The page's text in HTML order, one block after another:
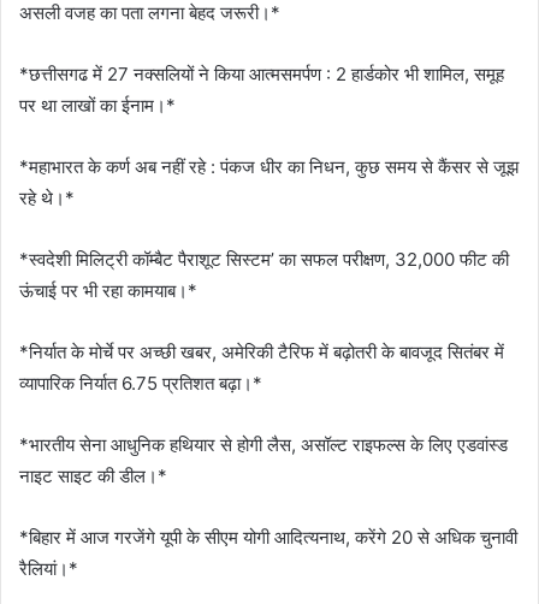
असली वजह का पता लगना बेहद जरूरी।*
*छत्तीसगढ में 27 नक्सलियों ने किया आत्मसमर्पण : 2 हार्डकोर भी शामिल, समूह
पर था लाखों का ईनाम।*
*महाभारत के कर्ण अब नहीं रहे : पंकज धीर का निधन, कुछ समय से कैंसर से जूझ
रहे थे।*
*स्वदेशी मिलिट्री कॉम्बैट पैराशूट सिस्टम’ का सफल परीक्षण, 32,000 फीट की
ऊंचाई पर भी रहा कामयाब।*
*निर्यात के मोर्चे पर अच्छी खबर, अमेरिकी टैरिफ में बढ़ोतरी के बावजूद सितंबर में
व्यापारिक निर्यात 6.75 प्रतिशत बढ़ा।*
*भारतीय सेना आधुनिक हथियार से होगी लैस, असॉल्ट राइफल्स के लिए एडवांस्‍ड
नाइट साइट की डील।*
*बिहार में आज गरजेंगे यूपी के सीएम योगी आदित्यनाथ, करेंगे 20 से अधिक चुनावी
रैलियां।*